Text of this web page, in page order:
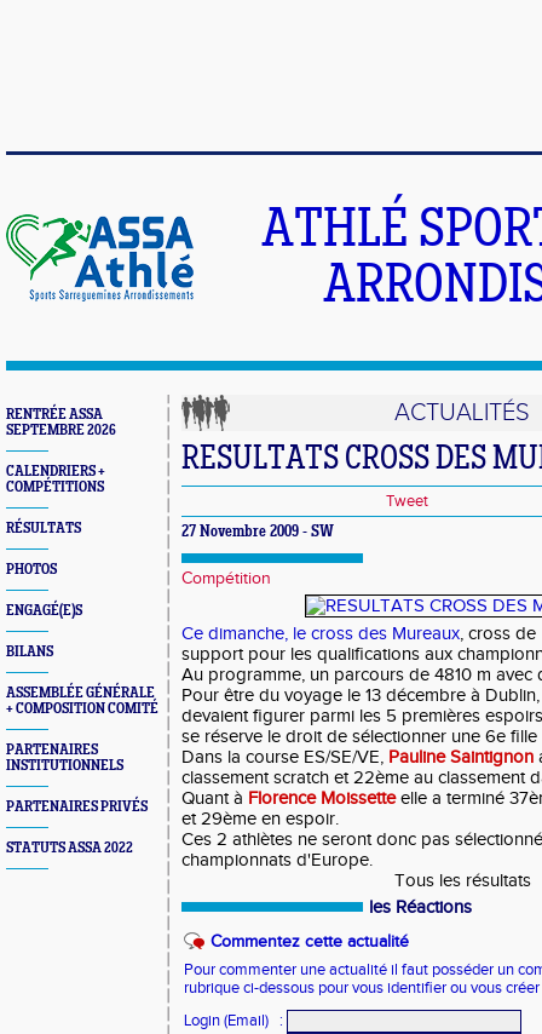
ATHLÉ
RENTRÉE ASSA
SEPTEMBRE 2026
CALENDRIERS +
COMPÉTITIONS
RÉSULTATS
PHOTOS
ENGAGÉ(E)S
BILANS
ASSEMBLÉE GÉNÉRALE
+ COMPOSITION COMITÉ
PARTENAIRES
INSTITUTIONNELS
PARTENAIRES PRIVÉS
STATUTS ASSA 2022
ACTUALITÉS
RESULTATS CROSS DES
Tweet
27 Novembre 2009 - SW
Compétition
Ce dimanche, le cross des Mureaux, cross de
support pour les qualifications aux
Au programme, un parcours de 4810 m avec
Pour être du voyage le 13 décembre à
devaient figurer parmi les 5 premières
se réserve le droit de sélectionner une 6e
Dans la course ES/SE/VE, Pauline Saintignon
classement scratch et 22ème au classement
Quant à Florence Moissetteelle a terminé
et 29ème en espoir.
Ces 2 athlètes ne seront donc pas
championnats d'Europe.
Tous les résultats
les Réactions
Commentez cette actualité
Pour commenter une actualité il faut posséder un
rubrique ci-dessous pour vous identifier ou vous
Login (Email)
: